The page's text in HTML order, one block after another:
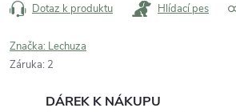
Dotaz k produktu Hlídací pes
Značka: Lechuza
Záruka: 2
DÁREK K NÁKUPU